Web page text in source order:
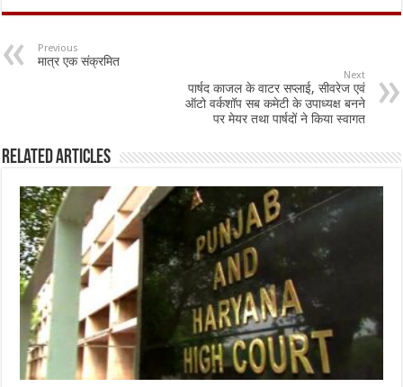
e
b
o
at
sA
p
ai ar
Previous
मात्र एक संक्रमित
Next
पार्षद काजल के वाटर सप्लाई, सीवरेज एवं
ऑटो वर्कशॉप सब कमेटी के उपाध्यक्ष बनने
पर मेयर तथा पार्षदों ने किया स्वागत
Related Articles